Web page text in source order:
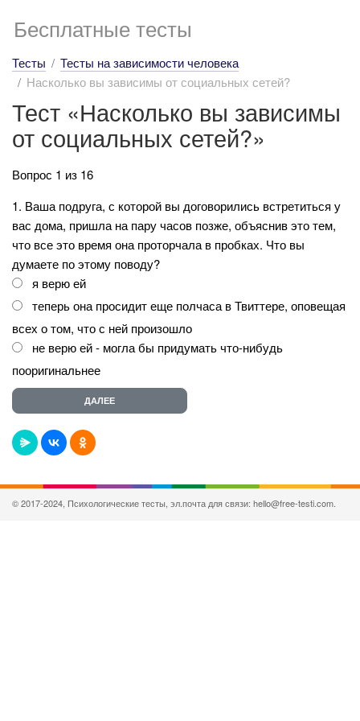
Бесплатные тесты
Тесты
Тесты на зависимости человека
Насколько вы зависимы от социальных сетей?
Тест «Насколько вы зависимы
от социальных сетей?»
Вопрос 1 из 16
1. Ваша подруга, с которой вы договорились встретиться у
вас дома, пришла на пару часов позже, объяснив это тем,
что все это время она проторчала в пробках. Что вы
думаете по этому поводу?
я верю ей
теперь она просидит еще полчаса в Твиттере, оповещая
всех о том, что с ней произошло
не верю ей - могла бы придумать что-нибудь
пооригинальнее
© 2017-2024, Психологические тесты, эл.почта для связи: hello@free-testi.com.